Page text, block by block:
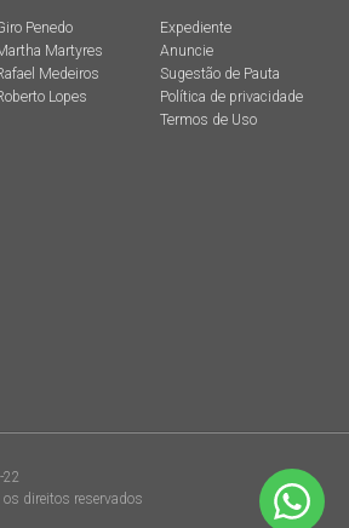
Penedo
Martyres
Medeiros
Lopes
Expediente
Anuncie
Sugestão de Pauta
Política de privacidade
Termos de Uso
direitos reservados